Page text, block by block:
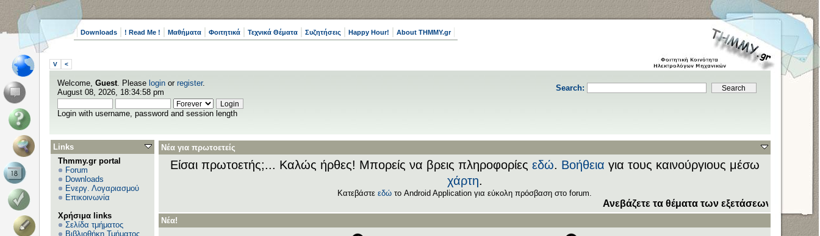
Downloads ! Read Me ! Μαθήματα Φοιτητικά Τεχνικά Θέματα Συζητήσεις Happy Hour! About THMMY.gr
V <
Search:
Welcome, Guest. Please login or register.
August 08, 2026, 18:34:58 pm
Login with username, password and session length
Links
Thmmy.gr portal
Forum
Downloads
Ενεργ. Λογαριασμού
Επικοινωνία
Χρήσιμα links
Σελίδα τμήματος
Βιβλιοθήκη Τμήματος
Νέα για πρωτοετείς
Είσαι πρωτοετής;... Καλώς ήρθες! Μπορείς να βρεις πληροφορίες εδώ. Βοήθεια για τους καινούργιους μέσω
χάρτη.
Κατεβάστε εδώ το Android Application για εύκολη πρόσβαση στο forum.
Ανεβάζετε τα θέματα των εξετάσεων στον τομέα
Νέα!